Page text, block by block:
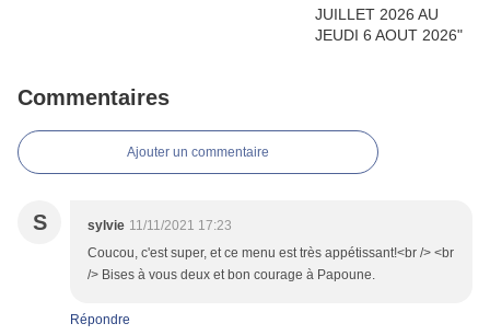
Commentaires
Ajouter un commentaire
S sylvie 11/11/2021 17:23
Coucou, c'est super, et ce menu est très appétissant!<br /> <br
/> Bises à vous deux et bon courage à Papoune.
Répondre